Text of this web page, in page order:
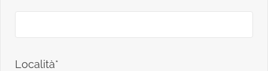
Località*